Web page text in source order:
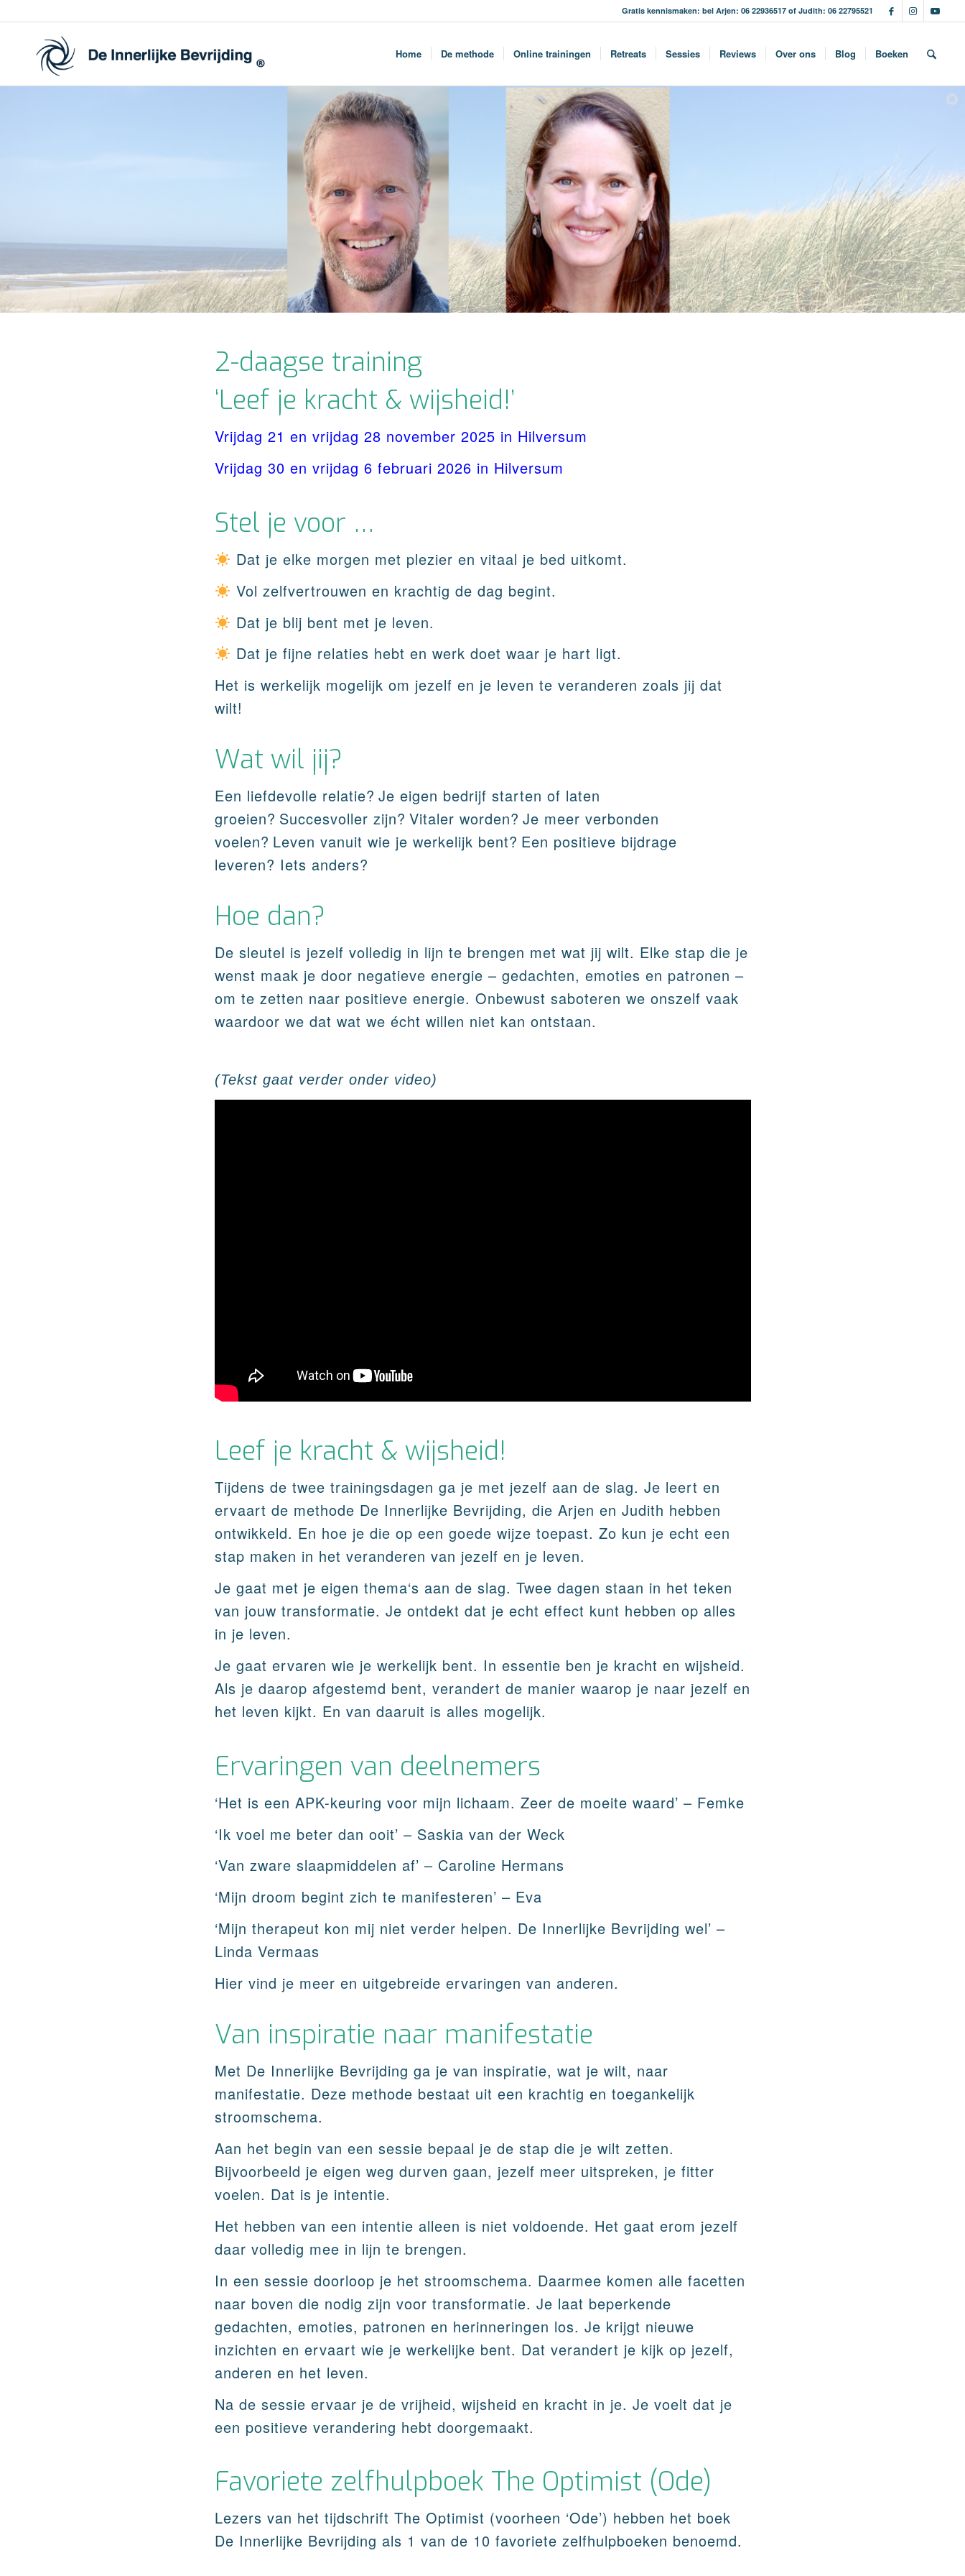
Gratis kennismaken: bel Arjen: 06 22936517 of Judith: 06 22795521
Home De methode Online trainingen Retreats Sessies Reviews Over ons Blog Boeken
2-daagse training
‘Leef je kracht & wijsheid!’
Vrijdag 21 en vrijdag 28 november 2025 in Hilversum
Vrijdag 30 en vrijdag 6 februari 2026 in Hilversum
Stel je voor …
Dat je elke morgen met plezier en vitaal je bed uitkomt.
Vol zelfvertrouwen en krachtig de dag begint.
Dat je blij bent met je leven.
Dat je fijne relaties hebt en werk doet waar je hart ligt.
Het is werkelijk mogelijk om jezelf en je leven te veranderen zoals jij dat
wilt!
Wat wil jij?
Een liefdevolle relatie? Je eigen bedrijf starten of laten
groeien? Succesvoller zijn? Vitaler worden? Je meer verbonden
voelen? Leven vanuit wie je werkelijk bent? Een positieve bijdrage
leveren? Iets anders?
Hoe dan?
De sleutel is jezelf volledig in lijn te brengen met wat jij wilt. Elke stap die je
wenst maak je door negatieve energie – gedachten, emoties en patronen –
om te zetten naar positieve energie. Onbewust saboteren we onszelf vaak
waardoor we dat wat we écht willen niet kan ontstaan.
(Tekst gaat verder onder video)
Leef je kracht & wijsheid!
Tijdens de twee trainingsdagen ga je met jezelf aan de slag. Je leert en
ervaart de methode De Innerlijke Bevrijding, die Arjen en Judith hebben
ontwikkeld. En hoe je die op een goede wijze toepast. Zo kun je echt een
stap maken in het veranderen van jezelf en je leven.
Je gaat met je eigen thema‘s aan de slag. Twee dagen staan in het teken
van jouw transformatie. Je ontdekt dat je echt effect kunt hebben op alles
in je leven.
Je gaat ervaren wie je werkelijk bent. In essentie ben je kracht en wijsheid.
Als je daarop afgestemd bent, verandert de manier waarop je naar jezelf en
het leven kijkt. En van daaruit is alles mogelijk.
Ervaringen van deelnemers
‘Het is een APK-keuring voor mijn lichaam. Zeer de moeite waard’ – Femke
‘Ik voel me beter dan ooit’ – Saskia van der Weck
‘Van zware slaapmiddelen af’ – Caroline Hermans
‘Mijn droom begint zich te manifesteren’ – Eva
‘Mijn therapeut kon mij niet verder helpen. De Innerlijke Bevrijding wel’ –
Linda Vermaas
Hier vind je meer en uitgebreide ervaringen van anderen.
Van inspiratie naar manifestatie
Met De Innerlijke Bevrijding ga je van inspiratie, wat je wilt, naar
manifestatie. Deze methode bestaat uit een krachtig en toegankelijk
stroomschema.
Aan het begin van een sessie bepaal je de stap die je wilt zetten.
Bijvoorbeeld je eigen weg durven gaan, jezelf meer uitspreken, je fitter
voelen. Dat is je intentie.
Het hebben van een intentie alleen is niet voldoende. Het gaat erom jezelf
daar volledig mee in lijn te brengen.
In een sessie doorloop je het stroomschema. Daarmee komen alle facetten
naar boven die nodig zijn voor transformatie. Je laat beperkende
gedachten, emoties, patronen en herinneringen los. Je krijgt nieuwe
inzichten en ervaart wie je werkelijke bent. Dat verandert je kijk op jezelf,
anderen en het leven.
Na de sessie ervaar je de vrijheid, wijsheid en kracht in je. Je voelt dat je
een positieve verandering hebt doorgemaakt.
Favoriete zelfhulpboek The Optimist (Ode)
Lezers van het tijdschrift The Optimist (voorheen ‘Ode’) hebben het boek
De Innerlijke Bevrijding als 1 van de 10 favoriete zelfhulpboeken benoemd.